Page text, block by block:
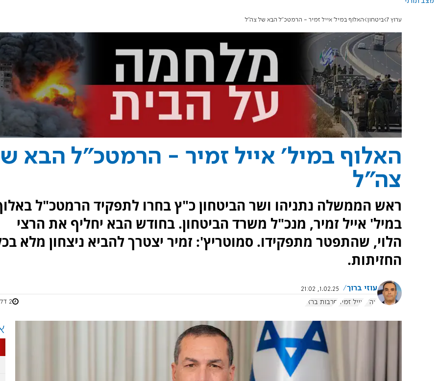
ערוץ 7 ביטחון האלוף במיל' אייל זמיר - הרמטכ"ל הבא של צה"ל
האלוף במיל' אייל זמיר - הרמטכ"ל הבא
צה"ל
ראש הממשלה נתניהו ושר הביטחון כ"ץ בחרו לתפקיד הרמטכ"ל
במיל' אייל זמיר, מנכ"ל משרד הביטחון. בחודש הבא יחליף את הרצי
הלוי, שהתפטר מתפקידו. סמוטריץ': זמיר יצטרך להביא ניצחון מלא
החזיתות.
עוזי ברוך
1.02.25, 21:02
צה"ל
אייל זמיר חרבות ברזל 2 דקות